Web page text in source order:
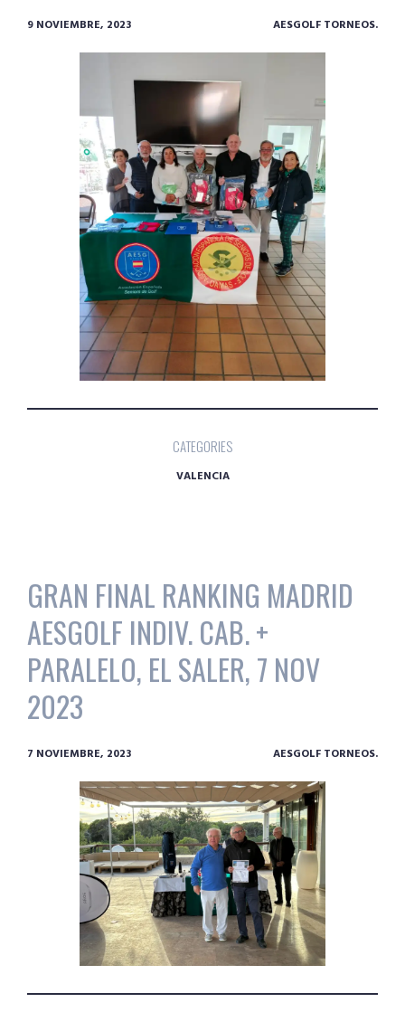
9 NOVIEMBRE, 2023 AESGOLF TORNEOS.
CATEGORIES
VALENCIA
GRAN FINAL RANKING MADRID
AESGOLF INDIV. CAB. +
PARALELO, EL SALER, 7 NOV
2023
7 NOVIEMBRE, 2023 AESGOLF TORNEOS.